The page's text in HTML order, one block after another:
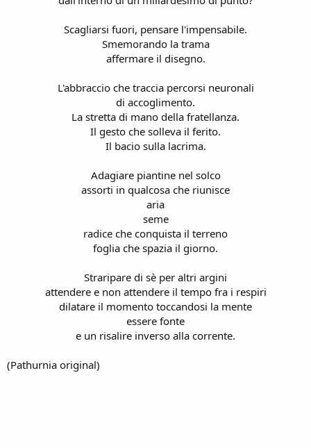
Scagliarsi fuori, pensare l'impensabile.
Smemorando la trama
affermare il disegno.
L'abbraccio che traccia percorsi neuronali
di accoglimento.
La stretta di mano della fratellanza.
Il gesto che solleva il ferito.
Il bacio sulla lacrima.
Adagiare piantine nel solco
assorti in qualcosa che riunisce
aria
seme
radice che conquista il terreno
foglia che spazia il giorno.
Straripare di sè per altri argini
attendere e non attendere il tempo fra i respiri
dilatare il momento toccandosi la mente
essere fonte
e un risalire inverso alla corrente.
(Pathurnia original)